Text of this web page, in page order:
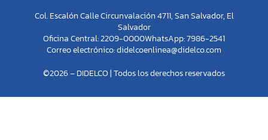
Col. Escalón Calle Circunvalación 4711, San Salvador, El
Salvador
Oficina Central: 2209-0000WhatsApp: 7986-2541
Correo electrónico:didelcoenlinea@didelco.com
©2026 – DIDELCO | Todos los derechos reservados